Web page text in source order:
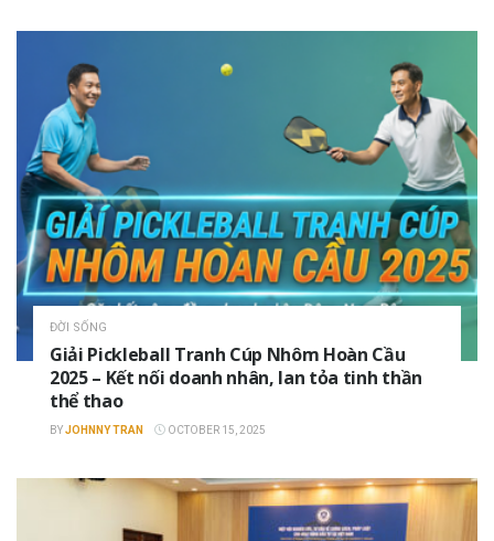
ĐỜI SỐNG
Giải Pickleball Tranh Cúp Nhôm Hoàn Cầu
2025 – Kết nối doanh nhân, lan tỏa tinh thần
thể thao
BYJOHNNY TRAN OCTOBER 15, 2025